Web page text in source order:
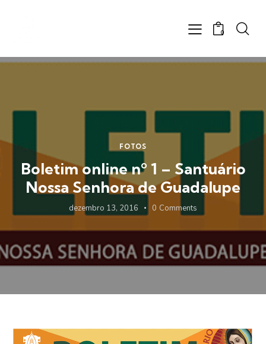
0
FOTOS
Boletim online nº 1 – Santuário
Nossa Senhora de Guadalupe
dezembro 13, 2016 0 Comments